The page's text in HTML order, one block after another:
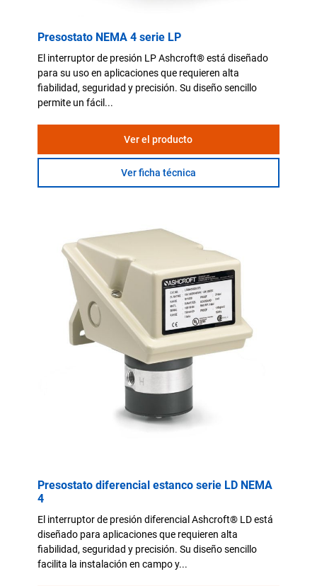
Presostato NEMA 4 serie LP
El interruptor de presión LP Ashcroft® está diseñado
para su uso en aplicaciones que requieren alta
fiabilidad, seguridad y precisión. Su diseño sencillo
permite un fácil...
Ver el producto
Ver ficha técnica
Presostato diferencial estanco serie LD NEMA
4
El interruptor de presión diferencial Ashcroft® LD está
diseñado para aplicaciones que requieren alta
fiabilidad, seguridad y precisión. Su diseño sencillo
facilita la instalación en campo y...